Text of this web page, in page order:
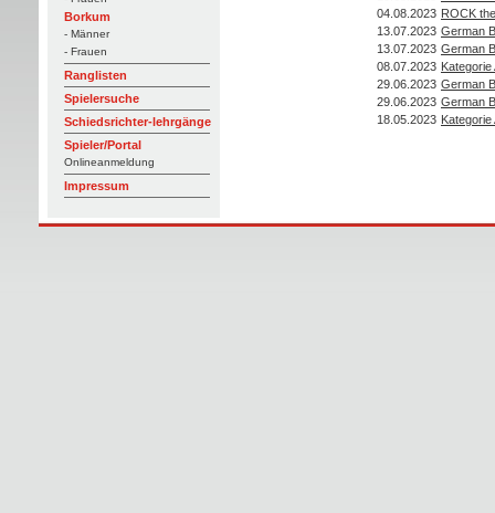
Borkum
- Männer
- Frauen
Ranglisten
Spielersuche
Schiedsrichter-lehrgänge
Spieler/Portal
Onlineanmeldung
Impressum
04.08.2023 ROCK
13.07.2023 German
13.07.2023 German
08.07.2023 Kategorie
29.06.2023 German
29.06.2023 German
18.05.2023 Kategorie